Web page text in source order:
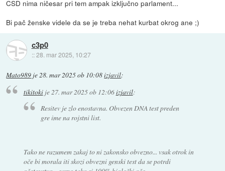
CSD nima ničesar pri tem ampak izključno parlament...
Bi pač ženske videle da se je treba nehat kurbat okrog ane ;)
c3p0
::28. mar 2025, 10:27
Mato989 je28. mar 2025 ob 10:08izjavil:
tikitokije 27. mar 2025 ob 12:06izjavil:
Resitev je zlo enostavna. Obvezen DNA test preden
gre ime na rojstni list.
Tako ne razumem zakaj to ni zakonsko obvezno... vsak otrok in
oče bi morala iti skozi obvezni genski test da se potrdi